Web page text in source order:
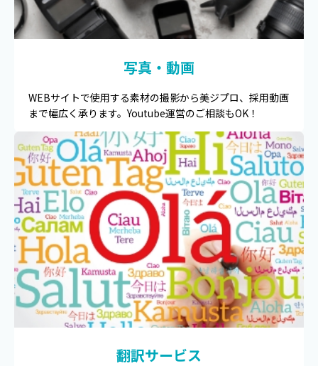
写真・動画
WEBサイトで使用する素材の撮影から美ジプロ、採用動画
まで幅広く承ります。Youtube運営のご相談もOK！
翻訳サービス